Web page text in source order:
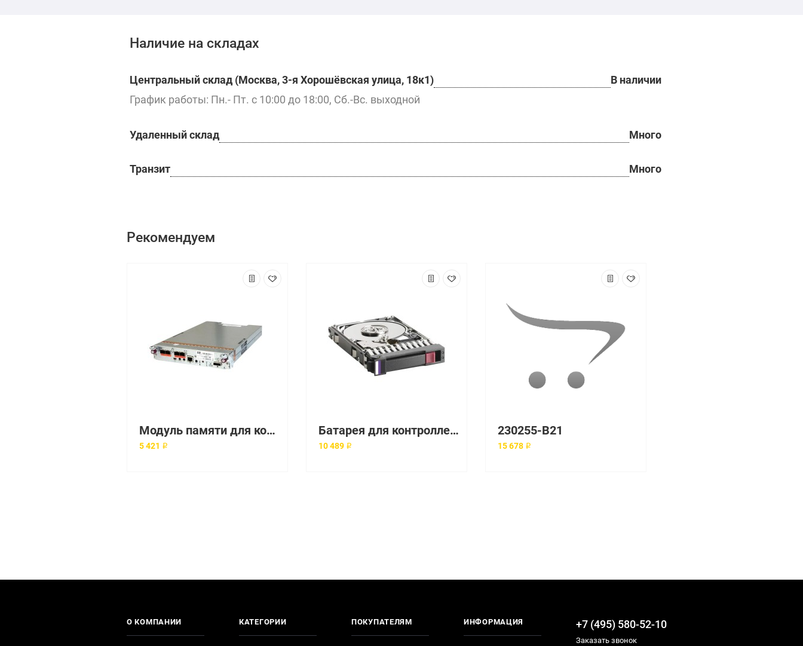
Наличие на складах
Центральный склад (Москва, 3-я Хорошёвская улица, 18к1)
В наличии
График работы: Пн.- Пт. с 10:00 до 18:00, Сб.-Вс. выходной
Удаленный склад Много
Транзит Много
Рекомендуем
Модуль памяти для контроллера HP 512MB P-Series Battery Backed Write Cache Upgrade (462975-001)
5 421 ₽
Батарея для контроллера HP 1GB Flash Backed Cache (505908-001, 570501-002)
10 489 ₽
230255-B21
15 678 ₽
О КОМПАНИИ КАТЕГОРИИ ПОКУПАТЕЛЯМ ИНФОРМАЦИЯ +7 (495) 580-52-10
Заказать звонок